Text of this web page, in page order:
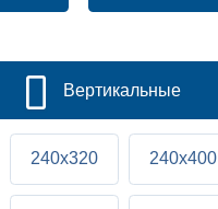
Вертикальные
240x320 240x400